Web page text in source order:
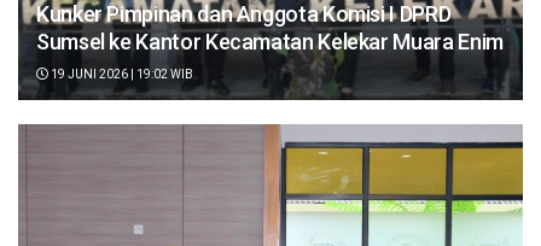
Kunker Pimpinan dan Anggota Komisi I DPRD
Sumsel ke Kantor Kecamatan Kelekar Muara Enim
19 JUNI 2026 | 19:02 WIB